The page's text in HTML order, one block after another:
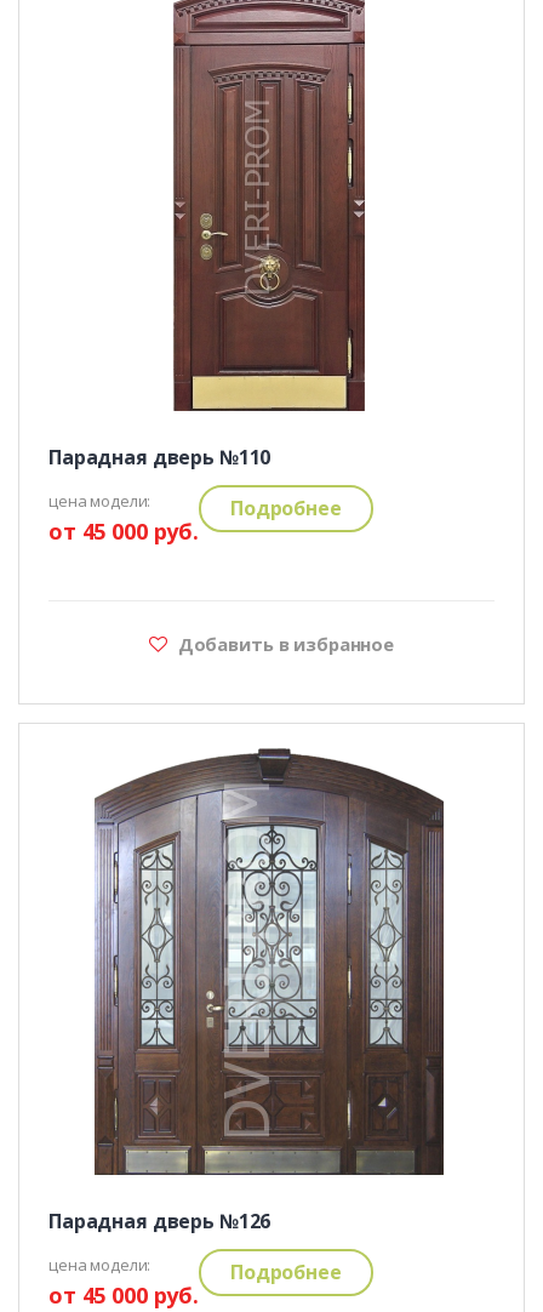
Парадная дверь №110
цена модели:
от 45 000 руб.
Подробнее
Добавить в избранное
Парадная дверь №126
цена модели:
от 45 000 руб.
Подробнее